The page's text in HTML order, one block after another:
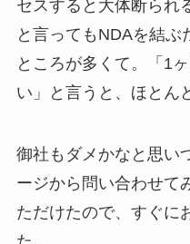
セスすると大体断られ
と言ってもNDAを結ぶ
ところが多くて。「1
い」と言うと、ほとん
御社もダメかなと思い
ージから問い合わせて
ただけたので、すぐに